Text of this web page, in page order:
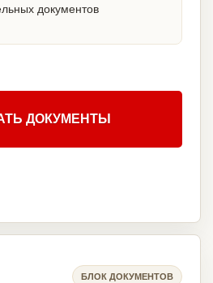
документов
ДОКУМЕНТЫ
БЛОК ДОКУМЕНТОВ